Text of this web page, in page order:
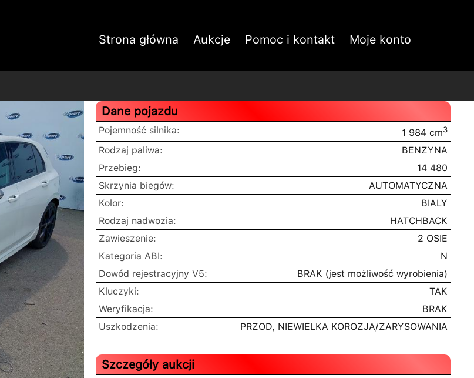
Strona główna Aukcje Pomoc i kontakt Moje konto
Dane pojazdu
Pojemność silnika: 1 984 cm3
Rodzaj paliwa:
BENZYNA
Przebieg:
14 480
Skrzynia biegów:
AUTOMATYCZNA
Kolor:
BIALY
Rodzaj nadwozia:
HATCHBACK
Zawieszenie:
2 OSIE
Kategoria ABI:
N
Dowód rejestracyjny V5:
BRAK (jest możliwość wyrobienia)
Kluczyki:
TAK
Weryfikacja:
BRAK
Uszkodzenia:
PRZOD, NIEWIELKA KOROZJA/ZARYSOWANIA
Szczegóły aukcji